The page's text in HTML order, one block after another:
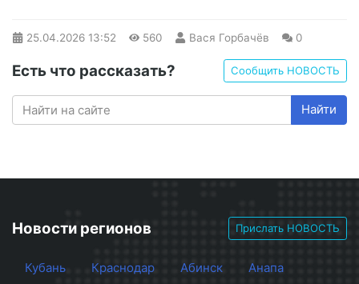
25.04.2026 13:52 560 Вася Горбачёв 0
Есть что рассказать? Сообщить НОВОСТЬ
Найти
Новости регионов Прислать НОВОСТЬ
Кубань Краснодар Абинск
Анапа